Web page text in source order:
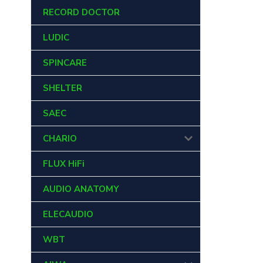
RECORD DOCTOR
LUDIC
SPINCARE
SHELTER
SAEC
CHARIO
FLUX HiFi
AUDIO ANATOMY
ELECAUDIO
WBT